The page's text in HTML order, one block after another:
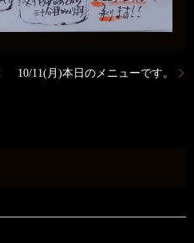
10/11(月)本日のメニューです。